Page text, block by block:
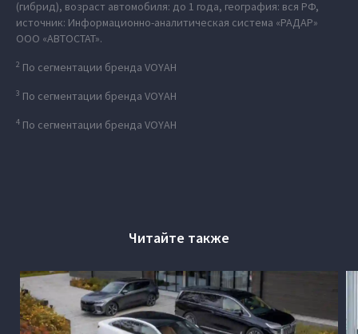
(гибрид), возраст автомобиля: до 1 года, география: вся РФ,
источник: Информационно-аналитическая система «РАДАР»
ООО «АВТОСТАТ».
2 По сегментации бренда VOYAH
3 По сегментации бренда VOYAH
4 По сегментации бренда VOYAH
Читайте также